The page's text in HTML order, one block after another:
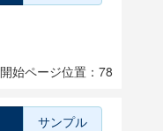
開始ページ位置：78
サンプル